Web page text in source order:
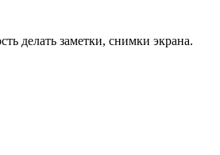
делать заметки, снимки экрана.